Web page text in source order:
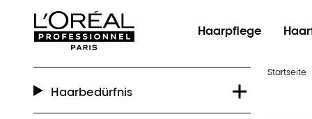
L'Oréal Professionnel Paris
Haarpflege
Haarbedürfnis
Startseite